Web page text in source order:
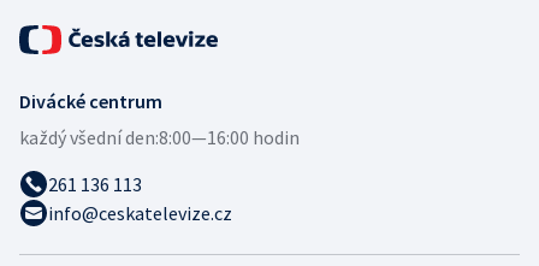
Divácké centrum
každý všední den:8:00—16:00 hodin
261 136 113
info@ceskatelevize.cz